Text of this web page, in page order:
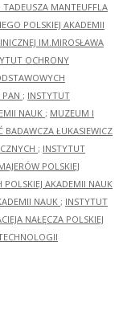
MANTEUFFLA
POLSKIEJ AKADEMII
IM.MIROSŁAWA
OCHRONY
; INSTYTUT
NAUK ; MUZEUM I
BADAWCZA ŁUKASIEWICZ
; INSTYTUT
POLSKIEJ
AKADEMII NAUK
NAUK ; INSTYTUT
NAŁĘCZA POLSKIEJ